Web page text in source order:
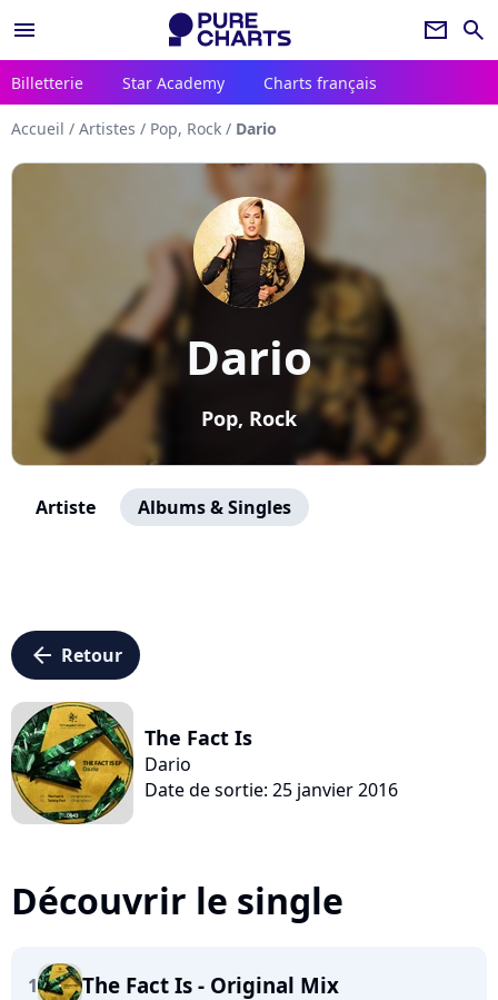
menu newsletter search
Billetterie Star Academy Charts français
Accueil / Artistes / Pop, Rock / Dario
Dario
Pop, Rock
Artiste Albums & Singles
arrow_left Retour
The Fact Is
Dario
Date de sortie: 25 janvier 2016
Découvrir le single
1 The Fact Is - Original Mix